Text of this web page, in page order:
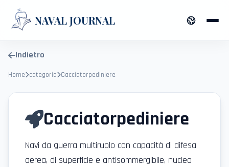
NAVAL JOURNAL
Indietro
Home categoria Cacciatorpediniere
Cacciatorpediniere
Navi da guerra multiruolo con capacità di difesa
aerea, di superficie e antisommergibile, nucleo